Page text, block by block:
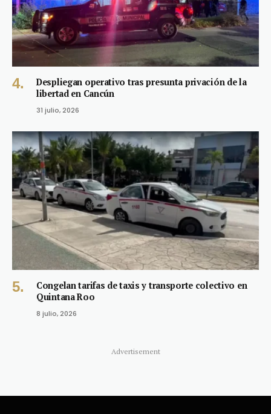
Despliegan operativo tras presunta privación de la
libertad en Cancún
31 julio, 2026
Congelan tarifas de taxis y transporte colectivo en
Quintana Roo
8 julio, 2026
Advertisement